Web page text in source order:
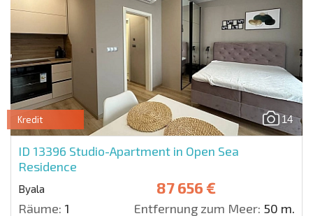
14
Kredit
ID 13396 Studio-Apartment in Open Sea
Residence
Byala 87 656 €
Räume: 1 Entfernung zum Meer: 50 m.